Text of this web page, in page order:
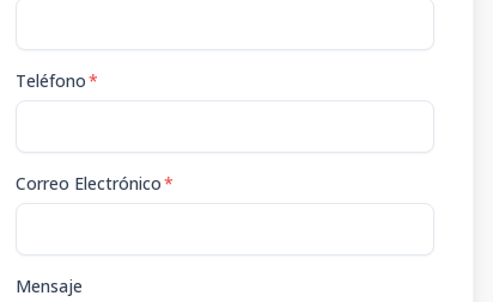
Teléfono*
Correo Electrónico*
Mensaje